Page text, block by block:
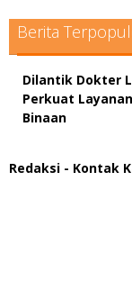
Berita
Dilantik Dokter
Perkuat
Binaan
Redaksi - Kontak